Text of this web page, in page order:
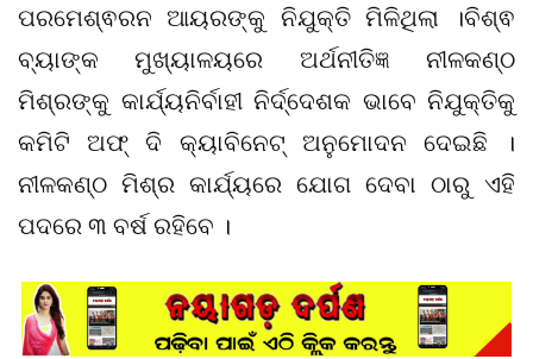
ପରମେଶ୍ଵରନ ଆୟରଙ୍କୁ ନିଯୁକ୍ତି ମିଳିଥିଲା ।ବିଶ୍ଵ
ବ୍ୟାଙ୍କ ମୁଖ୍ୟାଳୟରେ ଅର୍ଥନୀତିଜ୍ଞ ନୀଳକଣ୍ଠ
ମିଶ୍ରଙ୍କୁ କାର୍ଯ୍ୟନିର୍ବାହୀ ନିର୍ଦ୍ଦେଶକ ଭାବେ ନିଯୁକ୍ତିକୁ
କମିଟି ଅଫ୍ ଦି କ୍ୟାବିନେଟ୍ ଅନୁମୋଦନ ଦେଇଛି ।
ନୀଳକଣ୍ଠ ମିଶ୍ର କାର୍ଯ୍ୟରେ ଯୋଗ ଦେବା ଠାରୁ ଏହି
ପଦରେ ୩ ବର୍ଷ ରହିବେ ।